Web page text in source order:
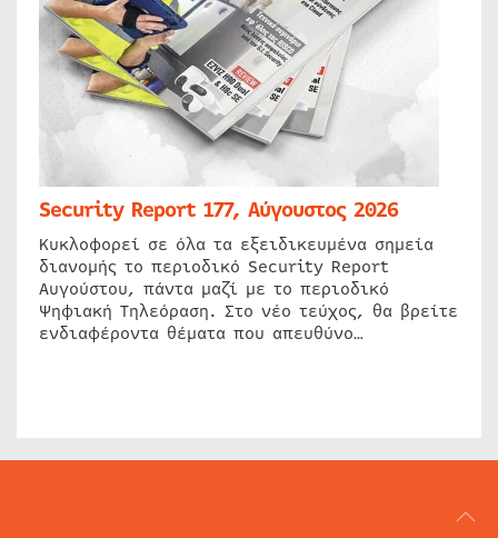
Security Report 177, Αύγουστος 2026
Κυκλοφορεί σε όλα τα εξειδικευμένα σημεία
διανομής το περιοδικό Security Report
Αυγούστου, πάντα μαζί με το περιοδικό
Ψηφιακή Τηλεόραση. Στο νέο τεύχος, θα βρείτε
ενδιαφέροντα θέματα που απευθύνο…